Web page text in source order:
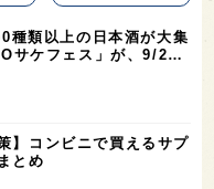
種類以上の日本酒が大集
サケフェス」が、9/2…
】コンビニで買えるサプ
とめ